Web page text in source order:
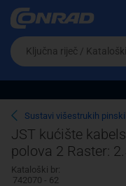
Ova postavka
cijene vašim
Pravno lice
Da
biste
potražili
proizvod,
unesite
ključnu
riječ,
kataloški
broj,
EAN
ili
Sustavi višestrukih
JST kućište
polova 2 Raster:
Kataloški br:
742070 - 62